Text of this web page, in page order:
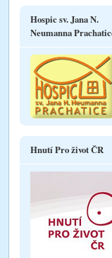
Hospic sv. Jana N.
Neumanna
Hnutí Pro život ČR